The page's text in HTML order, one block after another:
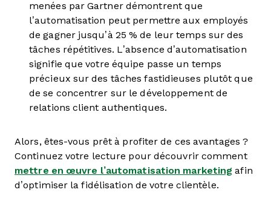
menées par Gartner démontrent que
l’automatisation peut permettre aux employés
de gagner jusqu’à 25 % de leur temps sur des
tâches répétitives. L’absence d’automatisation
signifie que votre équipe passe un temps
précieux sur des tâches fastidieuses plutôt que
de se concentrer sur le développement de
relations client authentiques.
Alors, êtes-vous prêt à profiter de ces avantages ?
Continuez votre lecture pour découvrir comment
mettre en œuvre l’automatisation marketing afin
d’optimiser la fidélisation de votre clientèle.